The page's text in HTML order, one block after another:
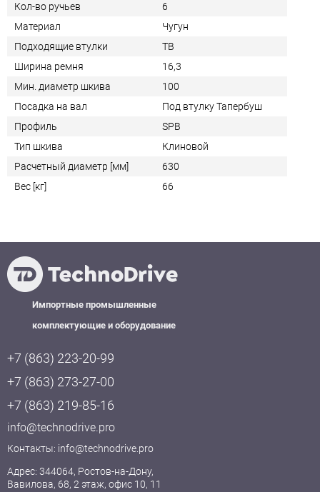
Кол-во ручьев
6
Материал
Чугун
Подходящие втулки
TB
Ширина ремня
16,3
Мин. диаметр шкива
100
Посадка на вал
Под втулку Тапербуш
Профиль
SPB
Тип шкива
Клиновой
Расчетный диаметр [мм]
630
Вес [кг]
66
Импортные промышленные
комплектующие и оборудование
+7 (863) 223-20-99
+7 (863) 273-27-00
+7 (863) 219-85-16
info@technodrive.pro
Контакты: info@technodrive.pro
Адрес: 344064, Ростов-на-Дону,
Вавилова, 68, 2 этаж, офис 10, 11